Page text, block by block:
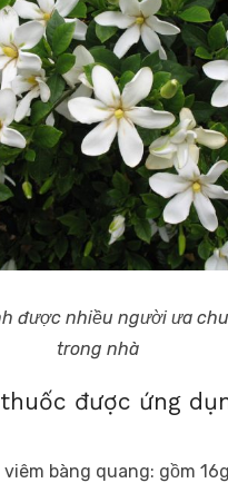
được nhiều người ưa
trong nhà
được ứng
bàng quang: gồm